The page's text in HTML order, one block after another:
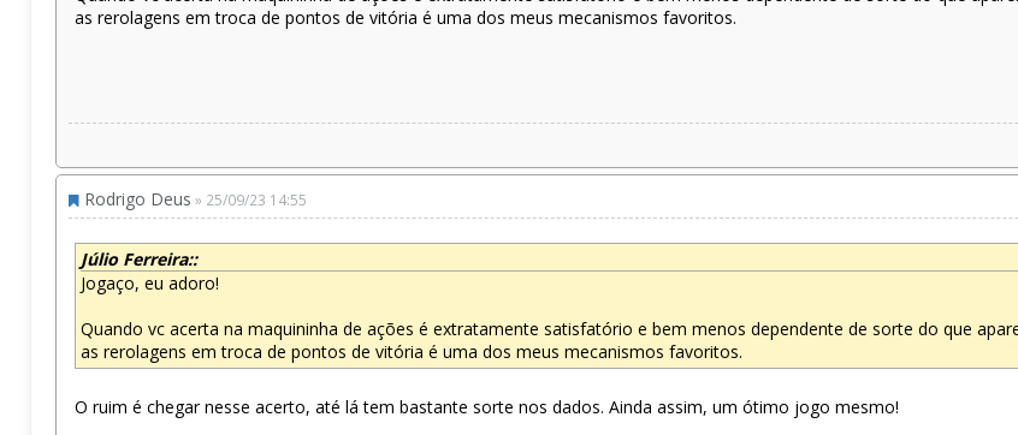
as rerolagens em troca de pontos de vitória é uma dos meus mecanismos favoritos.
Rodrigo Deus » 25/09/23 14:55
Júlio Ferreira::
Jogaço, eu adoro!
Quando vc acerta na maquininha de ações é extratamente satisfatório e bem menos dependente de sorte do que
as rerolagens em troca de pontos de vitória é uma dos meus mecanismos favoritos.
O ruim é chegar nesse acerto, até lá tem bastante sorte nos dados. Ainda assim, um ótimo jogo mesmo!